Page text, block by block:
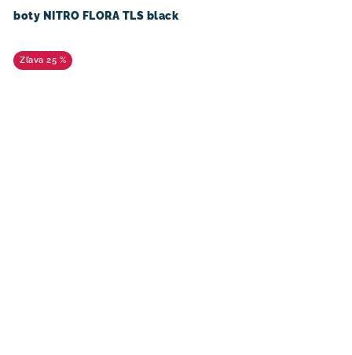
boty NITRO FLORA TLS black
25 %